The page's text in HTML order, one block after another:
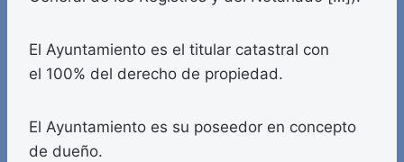
El Ayuntamiento es el titular catastral con
el 100% del derecho de propiedad.
El Ayuntamiento es su poseedor en concepto
de dueño.